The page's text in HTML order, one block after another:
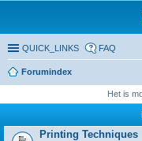
QUICK_LINKS FAQ
Forumindex
Het is
Printing Techniques